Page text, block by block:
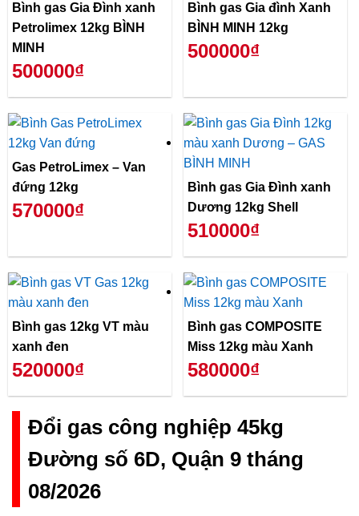
Bình gas Gia Đình xanh
Petrolimex 12kg BÌNH
MINH
500000₫
Bình gas Gia đình Xanh
BÌNH MINH 12kg
500000₫
Gas PetroLimex – Van
đứng 12kg
570000₫
Bình gas Gia Đình xanh
Dương 12kg Shell
510000₫
Bình gas 12kg VT màu
xanh đen
520000₫
Bình gas COMPOSITE
Miss 12kg màu Xanh
580000₫
Đổi gas công nghiệp 45kg
Đường số 6D, Quận 9 tháng
08/2026